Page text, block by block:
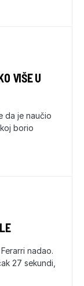
VIŠE U
da je naučio
borio
nadao.
27 sekundi,